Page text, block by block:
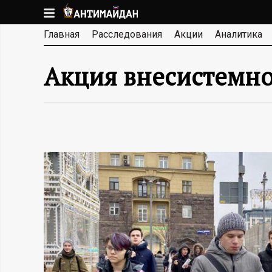
к
основномуА
Н
М
А
Й
Д
Главная Расследования Акции Аналитика
Акция